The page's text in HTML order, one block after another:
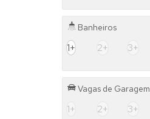
Banheiros
1+ 2+ 3+
Vagas de Garagem
1+ 2+ 3+